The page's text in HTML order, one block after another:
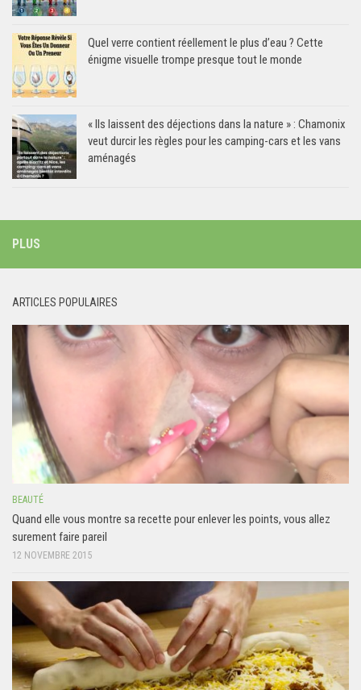
Quel verre contient réellement le plus d’eau ? Cette
énigme visuelle trompe presque tout le monde
« Ils laissent des déjections dans la nature » : Chamonix
veut durcir les règles pour les camping-cars et les vans
aménagés
PLUS
ARTICLES POPULAIRES
BEAUTÉ
Quand elle vous montre sa recette pour enlever les points, vous allez
surement faire pareil
12 NOVEMBRE 2015